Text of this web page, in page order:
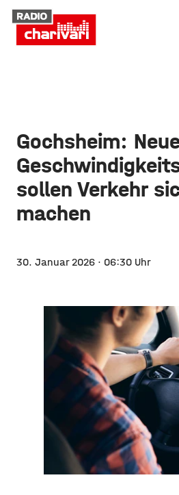
Gochsheim:
sollen Verkehr
machen
30. Januar 2026 · 06:30 Uhr